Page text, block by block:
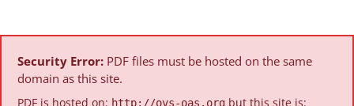
Security Error: PDF files must be hosted on the same
domain as this site.
PDF is hosted on: http://ovs-oas.org but this site is: